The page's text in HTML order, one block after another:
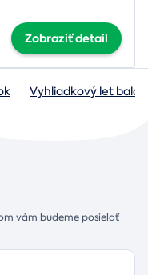
Zobraziť detail
Vyhliadkový let
vám budeme posielať